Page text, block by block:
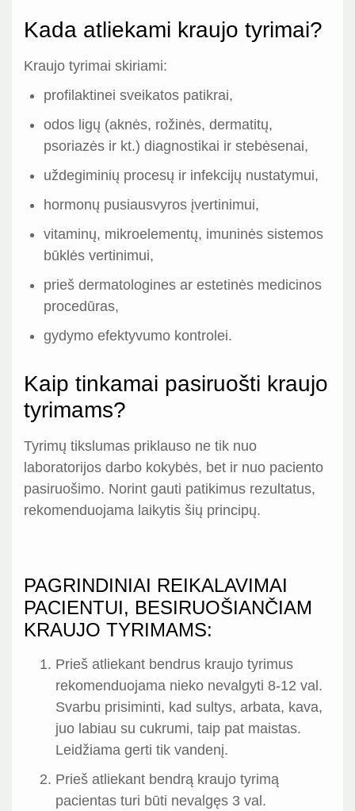
Kada atliekami kraujo tyrimai?
Kraujo tyrimai skiriami:
profilaktinei sveikatos patikrai,
odos ligų (aknės, rožinės, dermatitų,
psoriazės ir kt.) diagnostikai ir stebėsenai,
uždegiminių procesų ir infekcijų nustatymui,
hormonų pusiausvyros įvertinimui,
vitaminų, mikroelementų, imuninės sistemos
būklės vertinimui,
prieš dermatologines ar estetinės medicinos
procedūras,
gydymo efektyvumo kontrolei.
Kaip tinkamai pasiruošti kraujo
tyrimams?
Tyrimų tikslumas priklauso ne tik nuo
laboratorijos darbo kokybės, bet ir nuo paciento
pasiruošimo. Norint gauti patikimus rezultatus,
rekomenduojama laikytis šių principų.
PAGRINDINIAI REIKALAVIMAI
PACIENTUI, BESIRUOŠIANČIAM
KRAUJO TYRIMAMS:
Prieš atliekant bendrus kraujo tyrimus
rekomenduojama nieko nevalgyti 8-12 val.
Svarbu prisiminti, kad sultys, arbata, kava,
juo labiau su cukrumi, taip pat maistas.
Leidžiama gerti tik vandenį.
Prieš atliekant bendrą kraujo tyrimą
pacientas turi būti nevalgęs 3 val.